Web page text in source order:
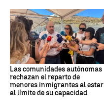
Las comunidades autónomas
rechazan el reparto de
menores inmigrantes al estar
al límite de su capacidad